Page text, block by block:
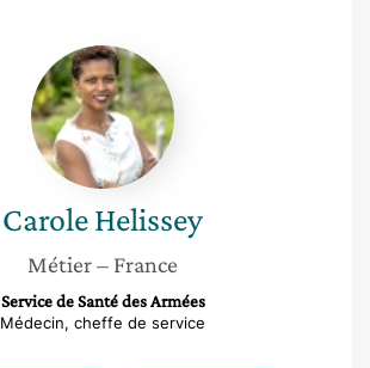
Carole
Helissey
CaroleHelissey
Métier– France
Service de Santé des Armées
Médecin, cheffe de service